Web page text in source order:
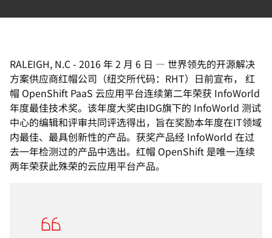
RALEIGH, N.C- 2016 年 2 月 6 日 — 世界领先的开源解决
方案供应商红帽公司（纽交所代码：RHT）日前宣布， 红
帽 OpenShift PaaS 云应用平台连续第二年荣获 InfoWorld
年度最佳技术奖。该年度大奖由IDG旗下的 InfoWorld 测试
中心的编辑和评审共同评选得出，旨在奖励本年度在IT领域
内最佳、最具创新性的产品。获奖产品经 InfoWorld 在过
去一年检测过的产品中选出。红帽 OpenShift 是唯一连续
两年荣获此殊荣的云应用平台产品。